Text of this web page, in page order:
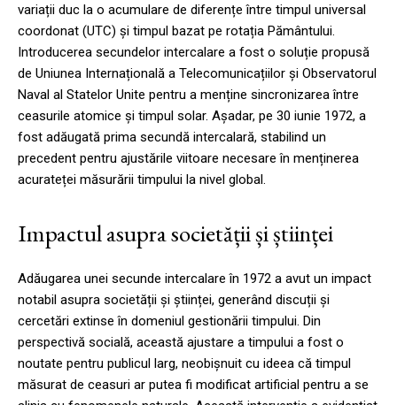
variații duc la o acumulare de diferențe între timpul universal
coordonat (UTC) și timpul bazat pe rotația Pământului.
Introducerea secundelor intercalare a fost o soluție propusă
de Uniunea Internațională a Telecomunicațiilor și Observatorul
Naval al Statelor Unite pentru a menține sincronizarea între
ceasurile atomice și timpul solar. Așadar, pe 30 iunie 1972, a
fost adăugată prima secundă intercalară, stabilind un
precedent pentru ajustările viitoare necesare în menținerea
acurateței măsurării timpului la nivel global.
Impactul asupra societății și științei
Adăugarea unei secunde intercalare în 1972 a avut un impact
notabil asupra societății și științei, generând discuții și
cercetări extinse în domeniul gestionării timpului. Din
perspectivă socială, această ajustare a timpului a fost o
noutate pentru publicul larg, neobișnuit cu ideea că timpul
măsurat de ceasuri ar putea fi modificat artificial pentru a se